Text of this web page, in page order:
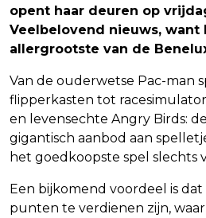
opent haar deuren op
Veelbelovend nieuws,
allergrootste van de
Van de ouderwetse Pac-man
flipperkasten tot
en levensechte Angry Birds:
gigantisch aanbod aan
het goedkoopste spel slechts
Een bijkomend voordeel is
punten te verdienen zijn,